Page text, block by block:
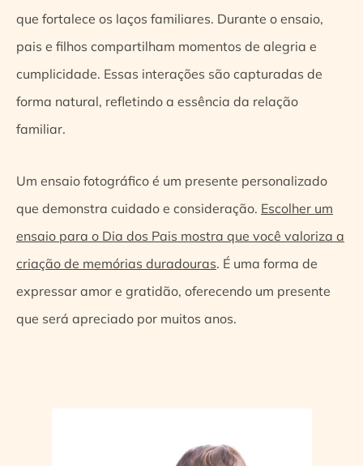
que fortalece os laços familiares. Durante o ensaio,
pais e filhos compartilham momentos de alegria e
cumplicidade. Essas interações são capturadas de
forma natural, refletindo a essência da relação
familiar.
Um ensaio fotográfico é um presente personalizado
que demonstra cuidado e consideração. Escolher um
ensaio para o Dia dos Pais mostra que você valoriza a
criação de memórias duradouras. É uma forma de
expressar amor e gratidão, oferecendo um presente
que será apreciado por muitos anos.